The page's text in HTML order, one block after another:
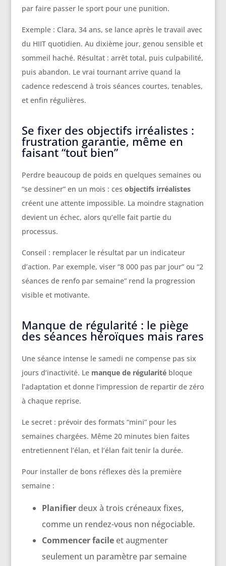
par faire passer le sport pour une punition.
Exemple : Clara, 34 ans, se lance après le travail avec
du HIIT quotidien. Au dixième jour, genou sensible et
sommeil haché. Résultat : arrêt total, puis culpabilité,
puis abandon. Le vrai tournant arrive quand la
cadence redescend à trois séances courtes, tenables,
et enfin régulières.
Se fixer des objectifs irréalistes :
frustration garantie, même en
faisant “tout bien”
Perdre beaucoup de poids en quelques semaines ou
“se dessiner” en un mois : ces objectifs irréalistes
créent une attente impossible. La moindre stagnation
devient un échec, alors qu’elle fait partie du
processus.
Conseil : remplacer le résultat par un indicateur
d’action. Par exemple, viser “8 000 pas par jour” ou “2
séances de renfo par semaine” rend la progression
visible et motivante.
Manque de régularité : le piège
des séances héroïques mais rares
Une séance intense le samedi ne compense pas six
jours d’inactivité. Le manque de régularitébloque
l’adaptation et donne l’impression de repartir de zéro
à chaque reprise.
Le secret : prévoir des formats “mini” pour les
semaines chargées. Même 20 minutes bien faites
entretiennent l’élan, et l’élan fait tenir la durée.
Pour installer de bons réflexes dès la première
semaine :
Planifierdeux à trois créneaux fixes,
comme un rendez-vous non négociable.
Commencer facileet augmenter
seulement un paramètre par semaine